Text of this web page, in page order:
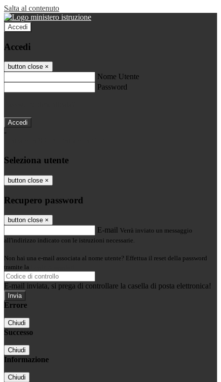
Salta al contenuto
Accedi
Accedi
button close ×
Nome Utente
Password
-
Seleziona utente
button close ×
Recupero password
button close ×
E-mail Verrà inviato un messaggio
all'indirizzo indicato con le istruzioni necessarie.
Non hai una e-mail associata al nome utente? Effettua il reset della password
tramite la
E-mail inviata, si prega di controllare la casella di posta elettronica!
Errore
Chiudi
Successo
Chiudi
Informazione
Chiudi